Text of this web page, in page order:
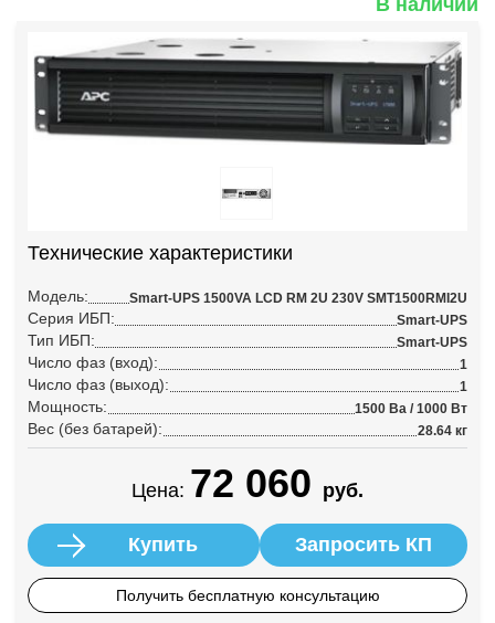
В наличии
Технические характеристики
Модель: Smart-UPS 1500VA LCD RM 2U 230V SMT1500RMI2U
Серия ИБП: Smart-UPS
Тип ИБП: Smart-UPS
Число фаз (вход): 1
Число фаз (выход): 1
Мощность: 1500 Ва / 1000 Вт
Вес (без батарей): 28.64 кг
Цена: 72 060 руб.
Купить Запросить КП
Получить бесплатную консультацию